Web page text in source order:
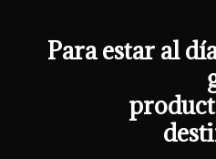
contenidoPara estar al